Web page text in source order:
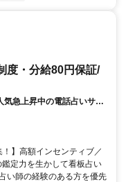
度・分給80円保証/
気急上昇中の電話占いサイ
】高額インセンティブ／
定力を生かして看板占い
い師の経験のある方を優先